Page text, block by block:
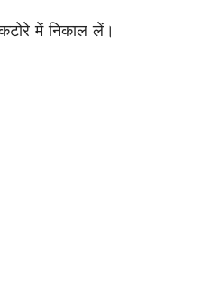
में निकाल लें।